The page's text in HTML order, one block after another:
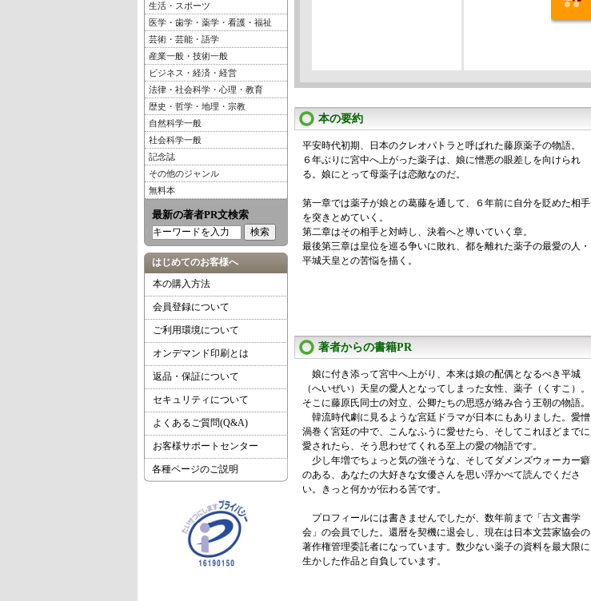
生活・スポーツ
医学・歯学・薬学・看護・福祉
芸術・芸能・語学
産業一般・技術一般
ビジネス・経済・経営
法律・社会科学・心理・教育
歴史・哲学・地理・宗教
自然科学一般
社会科学一般
記念誌
その他のジャンル
無料本
最新の著者PR文検索
はじめてのお客様へ
本の購入方法
会員登録について
ご利用環境について
オンデマンド印刷とは
返品・保証について
セキュリティについて
よくあるご質問(Q&A)
お客様サポートセンター
各種ページのご説明
本の要約
平安時代初期、日本のクレオパトラと呼ばれた藤原薬子の物語。
６年ぶりに宮中へ上がった薬子は、娘に憎悪の眼差しを向けられ
る。娘にとって母薬子は恋敵なのだ。
第一章では薬子が娘との葛藤を通して、６年前に自分を貶めた相手
を突きとめていく。
第二章はその相手と対峙し、決着へと導いていく章。
最後第三章は皇位を巡る争いに敗れ、都を離れた薬子の最愛の人・
平城天皇との苦悩を描く。
著者からの書籍PR
娘に付き添って宮中へ上がり、本来は娘の配偶となるべき平城
（へいぜい）天皇の愛人となってしまった女性、薬子（くすこ）。
そこに藤原氏同士の対立、公卿たちの思惑が絡み合う王朝の物語。
韓流時代劇に見るような宮廷ドラマが日本にもありました。愛憎
渦巻く宮廷の中で、こんなふうに愛せたら、そしてこれほどまでに
愛されたら、そう思わせてくれる至上の愛の物語です。
少し年増でちょっと気の強そうな、そしてダメンズウォーカー癖
のある、あなたの大好きな女優さんを思い浮かべて読んでくださ
い。きっと何かが伝わる筈です。
プロフィールには書きませんでしたが、数年前まで「古文書学
会」の会員でした。還暦を契機に退会し、現在は日本文芸家協会の
著作権管理委託者になっています。数少ない薬子の資料を最大限に
生かした作品と自負しています。